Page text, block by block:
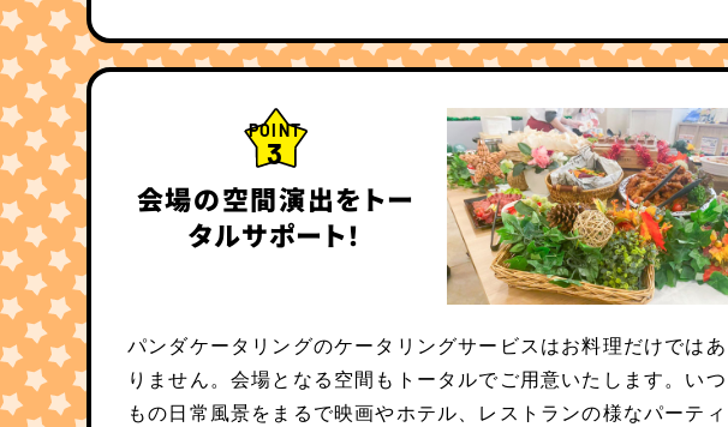
POINT
3
会場の空間演出をトー
タルサポート！
パンダケータリングのケータリングサービスはお料理だけではあ
りません。会場となる空間もトータルでご用意いたします。いつ
もの日常風景をまるで映画やホテル、レストランの様なパーティ